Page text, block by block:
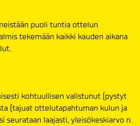
puoli tuntia ottelun
tekemään kaikki kauden aikana
kohtuullisen valistunut (pystyt
(tajuat ottelutapahtuman kulun ja
seurataan laajasti, yleisökeskiarvo n.